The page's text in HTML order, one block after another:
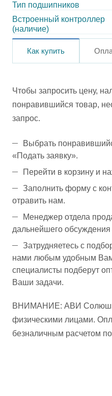
Тип подшипников
Встроенный контроллер
(наличие)
Как купить
Чтобы запросить цену,
понравившийся товар,
запрос.
Выбрать
«Подать заявку».
Перейти в корзину и
Заполнить форму с
отравить нам.
Менеджер отдела
дальнейшего обсуждения
Затрудняетесь с
нами любым удобным
специалисты подберут
Ваши задачи.
ВНИМАНИЕ: АВИ
физическими лицами.
безналичным расчетом